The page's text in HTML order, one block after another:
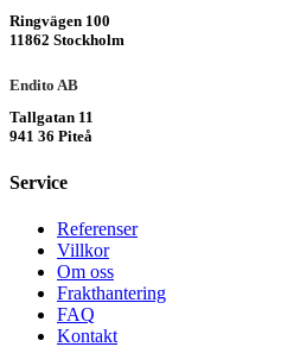
Ringvägen 100
11862 Stockholm
Endito AB
Tallgatan 11
941 36 Piteå
Service
Referenser
Villkor
Om oss
Frakthantering
FAQ
Kontakt